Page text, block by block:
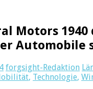
Motors 1940
Automobile
forgsight-Redaktion
, Technologie,